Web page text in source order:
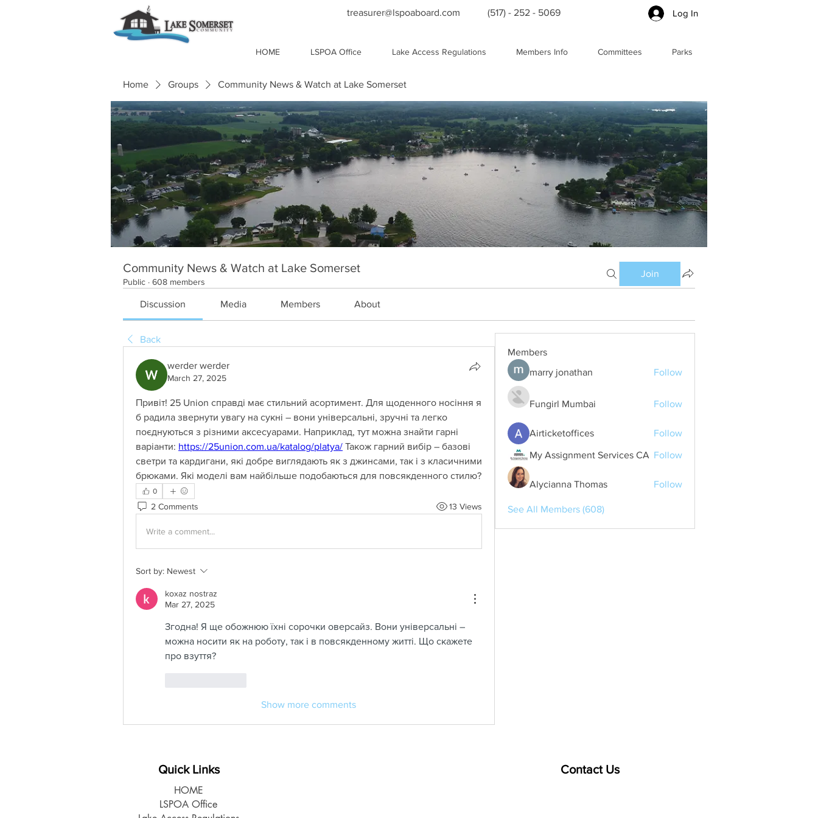
treasurer@lspoaboard.com (517) - 252 - 5069 Log In
HOME LSPOA Office Lake Access Regulations Members Info Committees Parks
Home Groups Community News & Watch at Lake Somerset
Community News & Watch at Lake Somerset
Public · 608 members
Join
Discussion Media Members About
Back
werder werder
March 27, 2025
Привіт! 25 Union справді має стильний асортимент. Для щоденного носіння я
б радила звернути увагу на сукні – вони універсальні, зручні та легко
поєднуються з різними аксесуарами. Наприклад, тут можна знайти гарні
варіанти: https://25union.com.ua/katalog/platya/ Також гарний вибір – базові
светри та кардигани, які добре виглядають як з джинсами, так і з класичними
брюками. Які моделі вам найбільше подобаються для повсякденного стилю?
0
2 Comments 13 Views
Write a comment...
Sort by: Newest
koxaz nostraz
Mar 27, 2025
Згодна! Я ще обожнюю їхні сорочки оверсайз. Вони універсальні –
можна носити як на роботу, так і в повсякденному житті. Що скажете
про взуття?
Show more comments
Members
marry jonathan
Follow
Fungirl Mumbai Follow
Airticketoffices Follow
My Assignment Services CA Follow
Alycianna Thomas Follow
See All Members (608)
Quick Links
HOME
LSPOA Office
Contact Us